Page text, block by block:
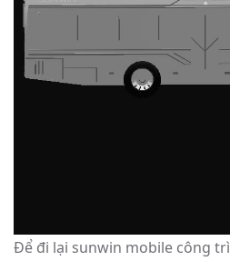
Để đi lại sunwin mobile công